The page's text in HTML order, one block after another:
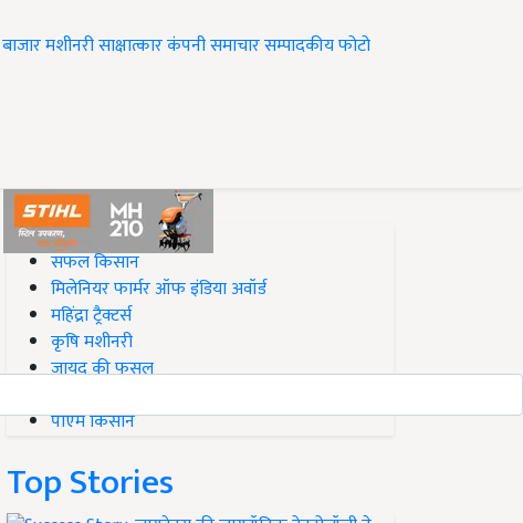
बाजारमशीनरीसाक्षात्कारकंपनी समाचारसम्पादकीयफोटो
#Top on Krishi Jagran
सफल किसान
मिलेनियर फार्मर ऑफ इंडिया अवॉर्ड
महिंद्रा ट्रैक्टर्स
कृषि मशीनरी
जायद की फसल
पीएम किसान
Top Stories